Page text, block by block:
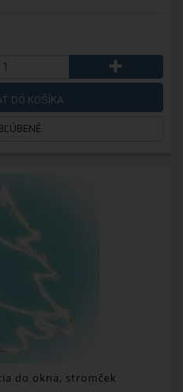
DO KOŠÍKA
do okna, stromček